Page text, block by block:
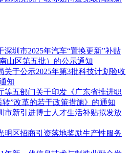
深圳市2025年汽车“置换更新”补贴
山区第五批）的公示通知
关于公示2025年第3批科技计划验收
知
等五部门关于印发《广东省推进职
”改革的若干政策措施》的通知
市新引进博士人才生活补贴拟发放
明区招商引资落地奖励生产性服务